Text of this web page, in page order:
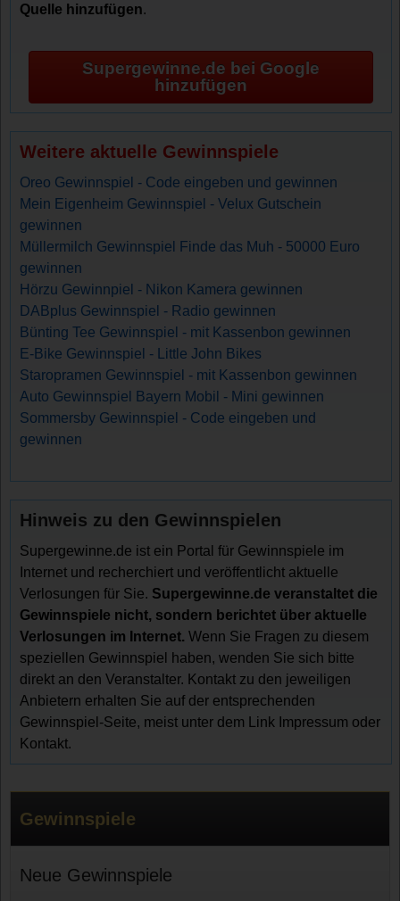
Quelle hinzufügen.
Supergewinne.de bei Google
hinzufügen
Weitere aktuelle Gewinnspiele
Oreo Gewinnspiel - Code eingeben und gewinnen
Mein Eigenheim Gewinnspiel - Velux Gutschein
gewinnen
Müllermilch Gewinnspiel Finde das Muh - 50000 Euro
gewinnen
Hörzu Gewinnpiel - Nikon Kamera gewinnen
DABplus Gewinnspiel - Radio gewinnen
Bünting Tee Gewinnspiel - mit Kassenbon gewinnen
E-Bike Gewinnspiel - Little John Bikes
Staropramen Gewinnspiel - mit Kassenbon gewinnen
Auto Gewinnspiel Bayern Mobil - Mini gewinnen
Sommersby Gewinnspiel - Code eingeben und
gewinnen
Hinweis zu den Gewinnspielen
Supergewinne.de ist ein Portal für Gewinnspiele im
Internet und recherchiert und veröffentlicht aktuelle
Verlosungen für Sie. Supergewinne.de veranstaltet die
Gewinnspiele nicht, sondern berichtet über aktuelle
Verlosungen im Internet. Wenn Sie Fragen zu diesem
speziellen Gewinnspiel haben, wenden Sie sich bitte
direkt an den Veranstalter. Kontakt zu den jeweiligen
Anbietern erhalten Sie auf der entsprechenden
Gewinnspiel-Seite, meist unter dem Link Impressum oder
Kontakt.
Gewinnspiele
Neue Gewinnspiele